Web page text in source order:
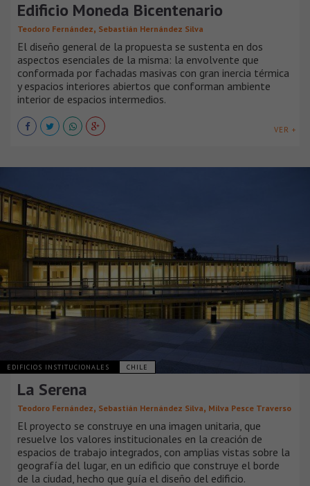
Edificio Moneda Bicentenario
Teodoro Fernández, Sebastián Hernández Silva
El diseño general de la propuesta se sustenta en dos
aspectos esenciales de la misma: la envolvente que
conformada por fachadas masivas con gran inercia térmica
y espacios interiores abiertos que conforman ambiente
interior de espacios intermedios.
VER +
EDIFICIOS INSTITUCIONALES CHILE
La Serena
Teodoro Fernández, Sebastián Hernández Silva, Milva Pesce Traverso
El proyecto se construye en una imagen unitaria, que
resuelve los valores institucionales en la creación de
espacios de trabajo integrados, con amplias vistas sobre la
geografía del lugar, en un edificio que construye el borde
de la ciudad, hecho que guía el diseño del edificio.